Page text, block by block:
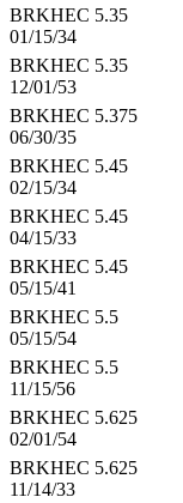
BRKHEC 5.35
01/15/34
BRKHEC 5.35
12/01/53
BRKHEC 5.375
06/30/35
BRKHEC 5.45
02/15/34
BRKHEC 5.45
04/15/33
BRKHEC 5.45
05/15/41
BRKHEC 5.5
05/15/54
BRKHEC 5.5
11/15/56
BRKHEC 5.625
02/01/54
BRKHEC 5.625
11/14/33